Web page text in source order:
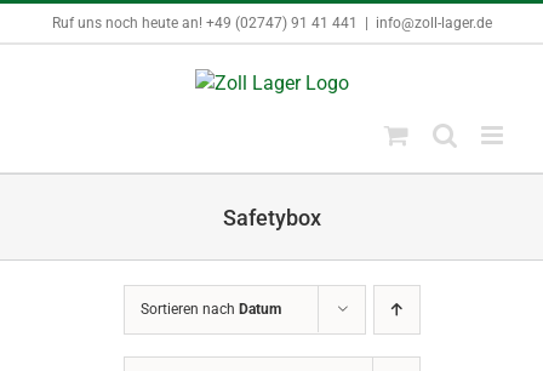
Inhalt
Ruf uns noch heute an! +49 (02747) 91 41 441 info@zoll-lager.de
Safetybox
Sortieren nach Datum